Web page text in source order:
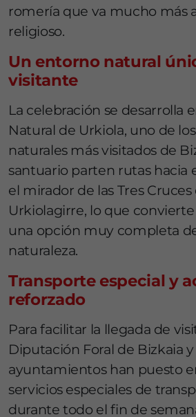
romería que va mucho más
religioso.
Un entorno natural
visitante
La celebración se desarrolla
Natural de Urkiola, uno de
naturales más visitados de
santuario parten rutas hacia
el mirador de las Tres
Urkiolagirre, lo que
una opción muy completa
naturaleza.
Transporte especial y
reforzado
Para facilitar la llegada de
Diputación Foral de Bizkaia y
ayuntamientos han puesto
servicios especiales de
durante todo el fin de